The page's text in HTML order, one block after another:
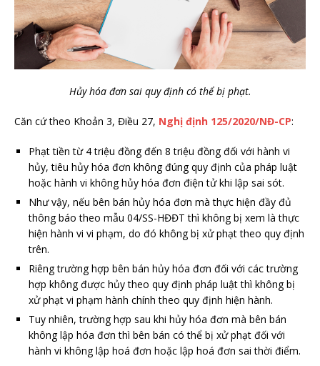
Hủy hóa đơn sai quy định có thể bị phạt.
Căn cứ theo Khoản 3, Điều 27, Nghị định 125/2020/NĐ-CP:
Phạt tiền từ 4 triệu đồng đến 8 triệu đồng đối với hành vi
hủy, tiêu hủy hóa đơn không đúng quy định của pháp luật
hoặc hành vi không hủy hóa đơn điện tử khi lập sai sót.
Như vậy, nếu bên bán hủy hóa đơn mà thực hiện đầy đủ
thông báo theo mẫu 04/SS-HĐĐT thì không bị xem là thực
hiện hành vi vi phạm, do đó không bị xử phạt theo quy định
trên.
Riêng trường hợp bên bán hủy hóa đơn đối với các trường
hợp không được hủy theo quy định pháp luật thì không bị
xử phạt vi phạm hành chính theo quy định hiện hành.
Tuy nhiên, trường hợp sau khi hủy hóa đơn mà bên bán
không lập hóa đơn thì bên bán có thể bị xử phạt đối với
hành vi không lập hoá đơn hoặc lập hoá đơn sai thời điểm.